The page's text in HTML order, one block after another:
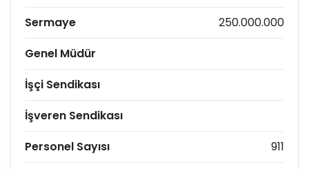
Sermaye
250.000.000
Genel Müdür
İşçi Sendikası
İşveren Sendikası
Personel Sayısı
911